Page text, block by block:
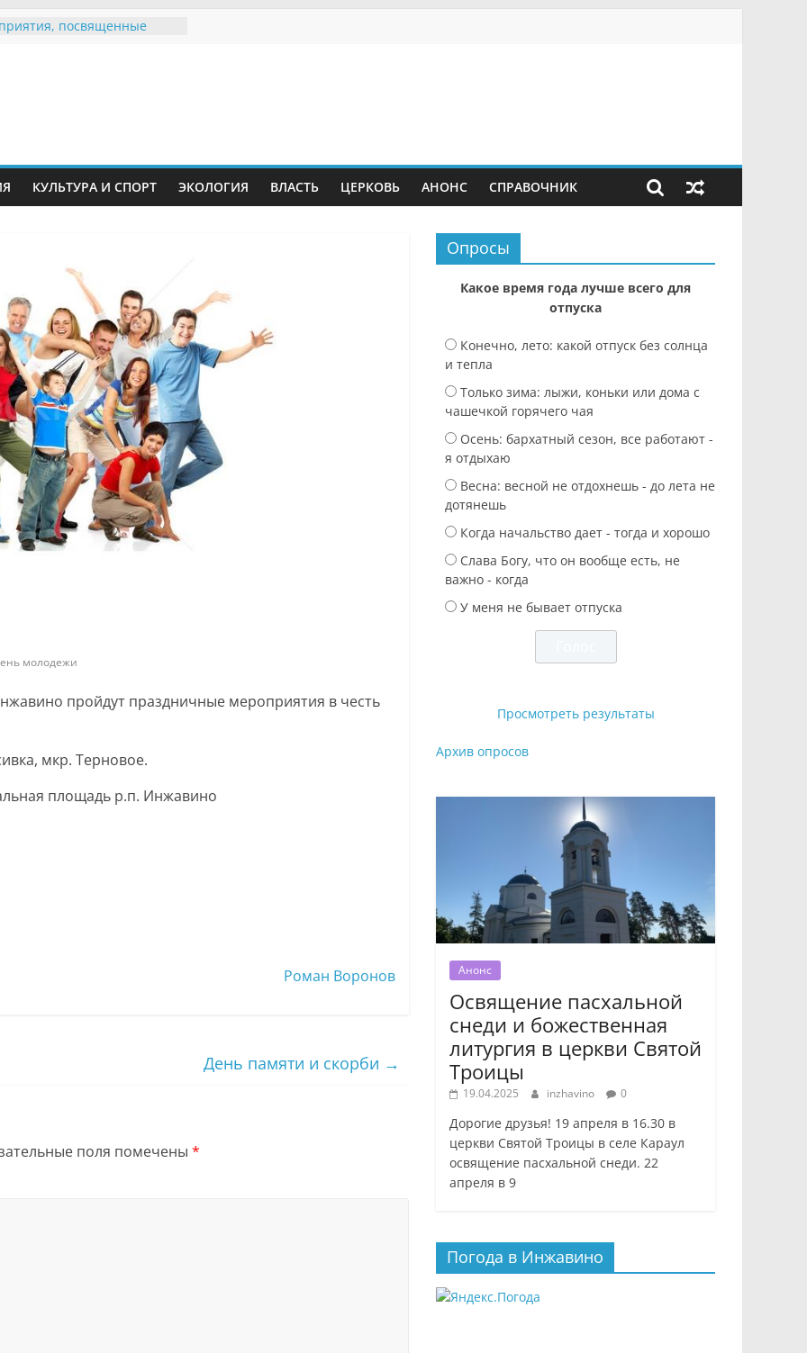
посвященные
в сети Интернет
приняли участие в
«Сохраним
КУЛЬТУРА И СПОРТ ЭКОЛОГИЯ ВЛАСТЬ ЦЕРКОВЬ АНОНС СПРАВОЧНИК
молодежи
пройдут праздничные мероприятия в честь
мкр. Терновое.
площадь р.п. Инжавино
Роман Воронов
День памяти и скорби →
поля помечены *
Опросы
Какое время года лучше всего для
отпуска
Конечно, лето: какой отпуск без солнца
и тепла
Только зима: лыжи, коньки или дома с
чашечкой горячего чая
Осень: бархатный сезон, все работают -
я отдыхаю
Весна: весной не отдохнешь - до лета не
дотянешь
Когда начальство дает - тогда и хорошо
Слава Богу, что он вообще есть, не
важно - когда
У меня не бывает отпуска
Просмотреть результаты
Архив опросов
Анонс
Освящение пасхальной
снеди и божественная
литургия в церкви Святой
Троицы
19.04.2025 inzhavino 0
Дорогие друзья! 19 апреля в 16.30 в
церкви Святой Троицы в селе Караул
освящение пасхальной снеди. 22
апреля в 9
Погода в Инжавино